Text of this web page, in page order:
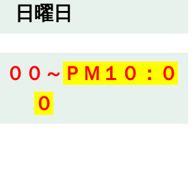
日曜日
０～ ＰＭ１０：０
０